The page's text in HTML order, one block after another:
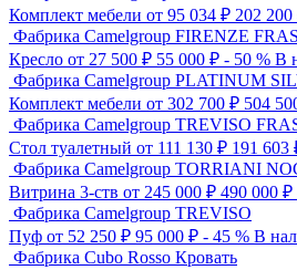
Комплект мебели от 95 034 ₽ 202 200
Фабрика Camelgroup FIRENZE
Кресло от 27 500 ₽ 55 000 ₽ - 50 % В
Фабрика Camelgroup PLATINUM
Комплект мебели от 302 700 ₽ 504
Фабрика Camelgroup TREVISO
Стол туалетный от 111 130 ₽ 191 603
Фабрика Camelgroup TORRIANI
Витрина 3-ств от 245 000 ₽ 490 000 ₽
Фабрика Camelgroup TREVISO
Пуф от 52 250 ₽ 95 000 ₽ - 45 % В
Фабрика Cubo Rosso Кровать